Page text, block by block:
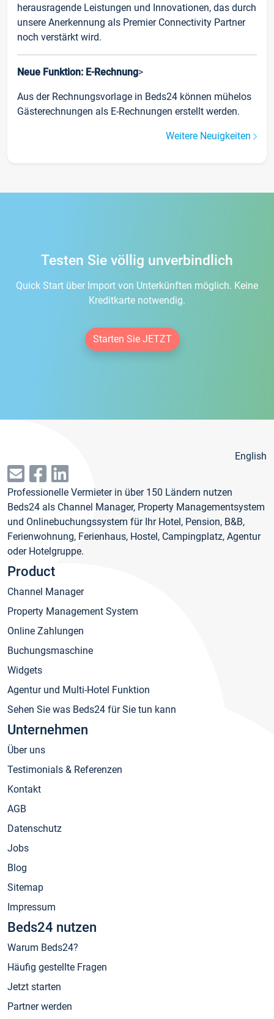
herausragende Leistungen und Innovationen, das durch
unsere Anerkennung als Premier Connectivity Partner
noch verstärkt wird.
Neue Funktion: E-Rechnung>
Aus der Rechnungsvorlage in Beds24 können mühelos
Gästerechnungen als E-Rechnungen erstellt werden.
Weitere Neuigkeiten
Testen Sie völlig unverbindlich
Quick Start über Import von Unterkünften möglich. Keine
Kreditkarte notwendig.
Starten Sie JETZT
English
Professionelle Vermieter in über 150 Ländern nutzen
Beds24 als Channel Manager, Property Managementsystem
und Onlinebuchungssystem für Ihr Hotel, Pension, B&B,
Ferienwohnung, Ferienhaus, Hostel, Campingplatz, Agentur
oder Hotelgruppe.
Product
Channel Manager
Property Management System
Online Zahlungen
Buchungsmaschine
Widgets
Agentur und Multi-Hotel Funktion
Sehen Sie was Beds24 für Sie tun kann
Unternehmen
Über uns
Testimonials & Referenzen
Kontakt
AGB
Datenschutz
Jobs
Blog
Sitemap
Impressum
Beds24 nutzen
Warum Beds24?
Häufig gestellte Fragen
Jetzt starten
Partner werden